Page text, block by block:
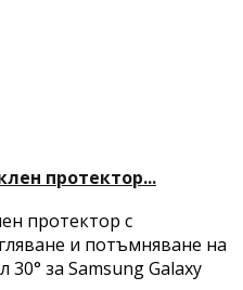
протектор...
протектор с
и потъмняване на
за Samsung Galaxy